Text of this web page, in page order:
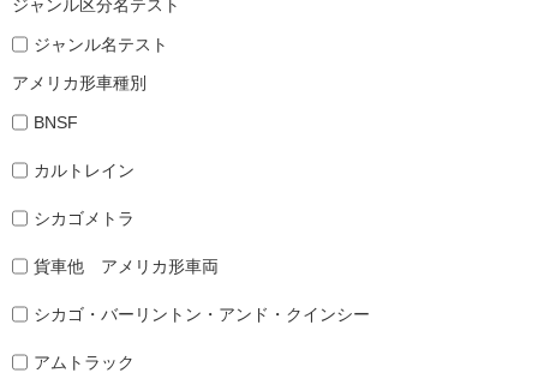
ジャンル区分名テスト
ジャンル名テスト
アメリカ形車種別
BNSF
カルトレイン
シカゴメトラ
貨車他 アメリカ形車両
シカゴ・バーリントン・アンド・クインシー
アムトラック